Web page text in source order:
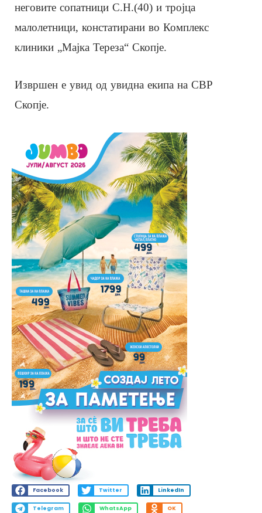
неговите сопатници С.Н.(40) и тројца
малолетници, констатирани во Комплекс
клиники „Мајка Тереза“ Скопје.
Извршен е увид од увидна екипа на СВР
Скопје.
Facebook Twitter LinkedIn
Telegram WhatsApp OK